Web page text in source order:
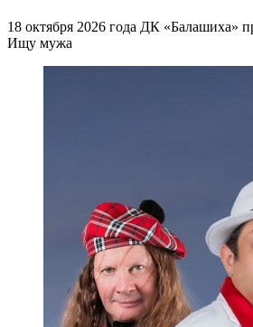
18 октября 2026 года ДК «Балашиха»
Ищу мужа